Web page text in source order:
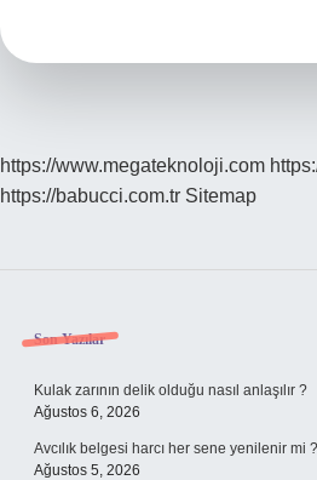
https://www.megateknoloji.com
https://babucci.com.tr Sitemap
Sidebar
Son Yazılar
Kulak zarının delik olduğu nasıl anlaşılır ?
Ağustos 6, 2026
Avcılık belgesi harcı her sene yenilenir mi ?
Ağustos 5, 2026